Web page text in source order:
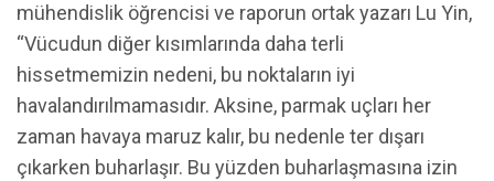
mühendislik öğrencisi ve raporun ortak yazarı Lu Yin,
“Vücudun diğer kısımlarında daha terli
hissetmemizin nedeni, bu noktaların iyi
havalandırılmamasıdır. Aksine, parmak uçları her
zaman havaya maruz kalır, bu nedenle ter dışarı
çıkarken buharlaşır. Bu yüzden buharlaşmasına izin